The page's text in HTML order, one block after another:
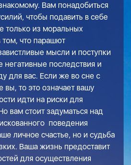
Вам понадобиться
чтобы подавить в себе
только из моральных
что парашют
мысли и поступки
негативные последствия и
для вас. Если же во сне с
то это означает вашу
идти на риски для
вам стоит задуматься над
поведения
личное счастье, но и судьба
Ваша жизнь предоставит
для осуществления